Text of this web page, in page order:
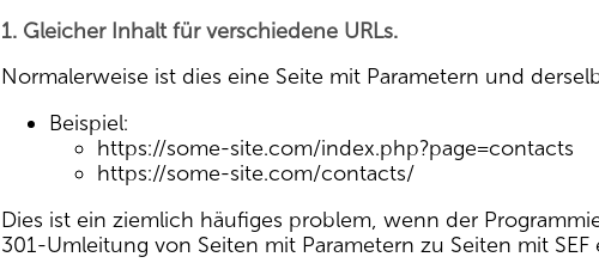
1. Gleicher Inhalt für verschiedene URLs.
Normalerweise ist dies eine Seite mit Parametern und
Beispiel:
https://some-site.com/index.php?page=contacts
https://some-site.com/contacts/
Dies ist ein ziemlich häufiges problem, wenn der
301-Umleitung von Seiten mit Parametern zu Seiten mit